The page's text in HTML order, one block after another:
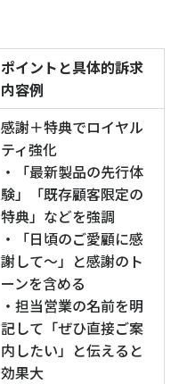
ポイントと具体的訴求
内容例
感謝＋特典でロイヤル
ティ強化
・「最新製品の先行体
験」「既存顧客限定の
特典」などを強調
・「日頃のご愛顧に感
謝して〜」と感謝のト
ーンを含める
・担当営業の名前を明
記して「ぜひ直接ご案
内したい」と伝えると
効果大